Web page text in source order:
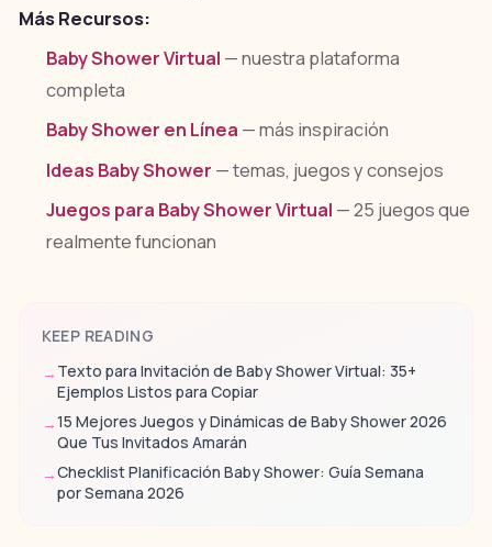
Más Recursos:
Baby Shower Virtual — nuestra plataforma
completa
Baby Shower en Línea — más inspiración
Ideas Baby Shower — temas, juegos y consejos
Juegos para Baby Shower Virtual — 25 juegos que
realmente funcionan
KEEP READING
→ Texto para Invitación de Baby Shower Virtual: 35+
Ejemplos Listos para Copiar
→15 Mejores Juegos y Dinámicas de Baby Shower 2026
Que Tus Invitados Amarán
→Checklist Planificación Baby Shower: Guía Semana
por Semana 2026